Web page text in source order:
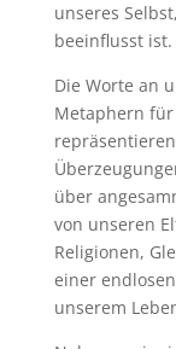
unseres
beeinflusst ist.
Die Worte an
Metaphern für
über
von unseren
Religionen,
einer
unserem